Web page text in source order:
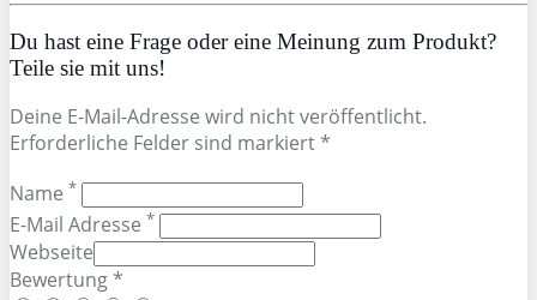
Du hast eine Frage oder eine Meinung zum Produkt?
Teile sie mit uns!
Deine E-Mail-Adresse wird nicht veröffentlicht.
Erforderliche Felder sind markiert *
Name *
E-Mail Adresse *
Webseite
Bewertung *